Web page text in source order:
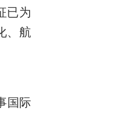
已为
、航
国际